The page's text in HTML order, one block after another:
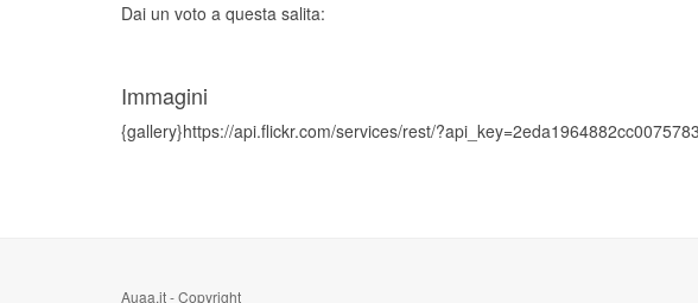
Dai un voto a questa salita:
Immagini
{gallery}https://api.flickr.com/services/rest/
Auaa.it - Copyright